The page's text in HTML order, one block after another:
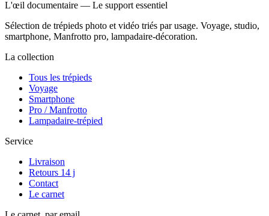
L'œil documentaire — Le support essentiel
Sélection de trépieds photo et vidéo triés par usage. Voyage, studio,
smartphone, Manfrotto pro, lampadaire-décoration.
La collection
Tous les trépieds
Voyage
Smartphone
Pro / Manfrotto
Lampadaire-trépied
Service
Livraison
Retours 14 j
Contact
Le carnet